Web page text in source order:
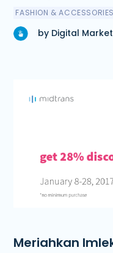
FASHION & ACCESSORIES
by Digital
Meriahkan